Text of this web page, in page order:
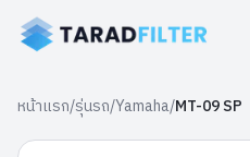
หน้าแรก/รุ่นรถ/Yamaha/MT-09 SP